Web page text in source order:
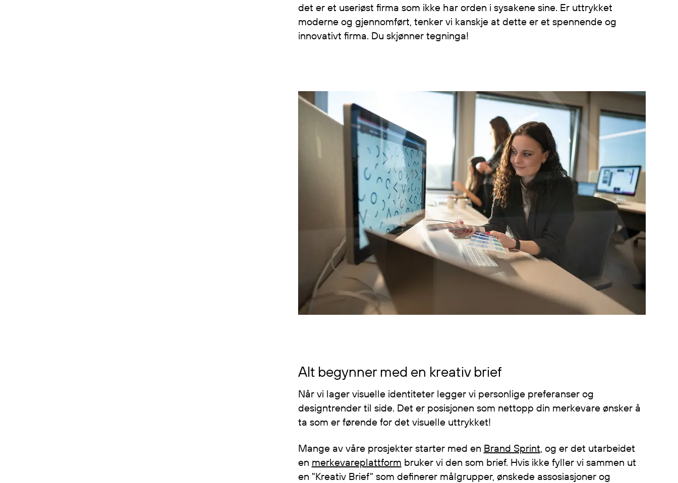
det er et useriøst firma som ikke har orden i sysakene sine. Er uttrykket
moderne og gjennomført, tenker vi kanskje at dette er et spennende og
innovativt firma. Du skjønner tegninga!
Alt begynner med en kreativ brief
Når vi lager visuelle identiteter legger vi personlige preferanser og
designtrender til side. Det er posisjonen som nettopp din merkevare ønsker å
ta som er førende for det visuelle uttrykket!
Mange av våre prosjekter starter med en Brand Sprint , og er det utarbeidet
en merkevareplattform bruker vi den som brief. Hvis ikke fyller vi sammen ut
en "Kreativ Brief" som definerer målgrupper, ønskede assosiasjoner og